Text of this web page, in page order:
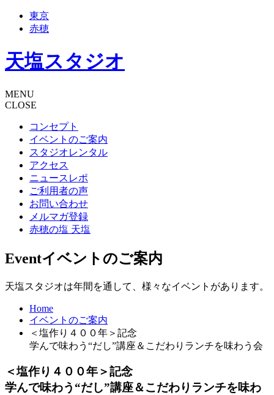
東京
赤穂
天塩スタジオ
MENU
CLOSE
コンセプト
イベントのご案内
スタジオレンタル
アクセス
ニュースレポ
ご利用者の声
お問い合わせ
メルマガ登録
赤穂の塩 天塩
Eventイベントのご案内
天塩スタジオは年間を通して、様々なイベントがあります。
Home
イベントのご案内
＜塩作り４００年＞記念
学んで味わう“だし”講座＆こだわりランチを味わう会
＜塩作り４００年＞記念
学んで味わう“だし”講座＆こだわりランチを味わ